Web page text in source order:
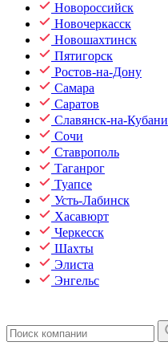
Новороссийск
Новочеркасск
Новошахтинск
Пятигорск
Ростов-на-Дону
Самара
Саратов
Славянск-на-Кубани
Сочи
Ставрополь
Таганрог
Туапсе
Усть-Лабинск
Хасавюрт
Черкесск
Шахты
Элиста
Энгельс